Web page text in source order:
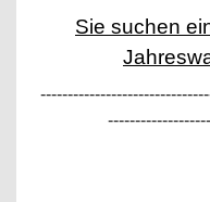
Sie suchen